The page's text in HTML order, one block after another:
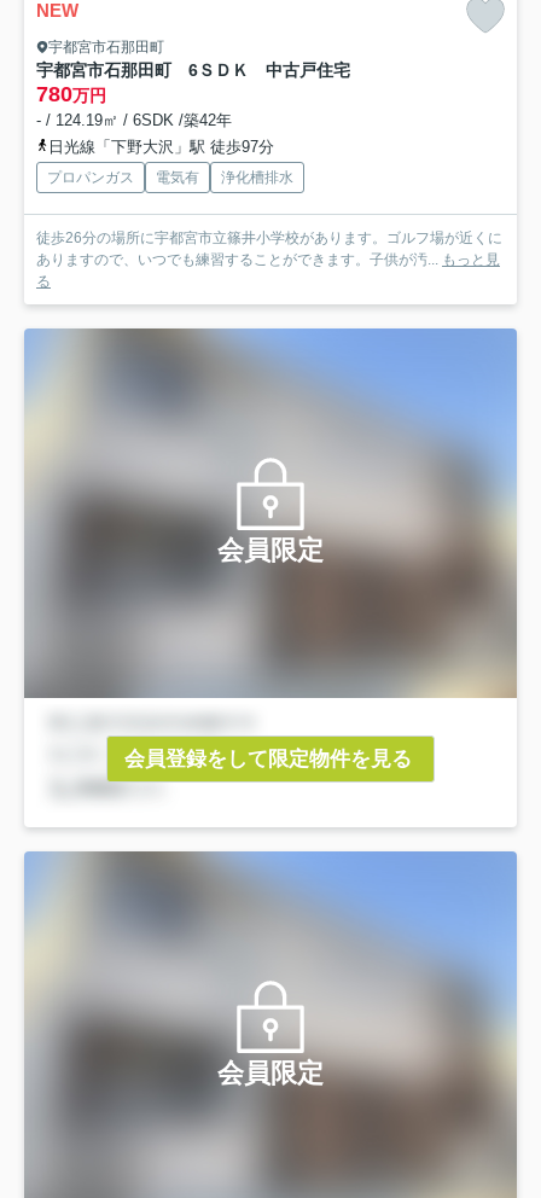
NEW
宇都宮市石那田町
宇都宮市石那田町 6ＳＤＫ 中古戸住宅
780万円
- / 124.19㎡ / 6SDK /築42年
日光線「下野大沢」駅 徒歩97分
プロパンガス 電気有 浄化槽排水
徒歩26分の場所に宇都宮市立篠井小学校があります。ゴルフ場が近くに
ありますので、いつでも練習することができます。子供が汚... もっと見
る
会員限定
会員登録をして限定物件を見る
会員限定